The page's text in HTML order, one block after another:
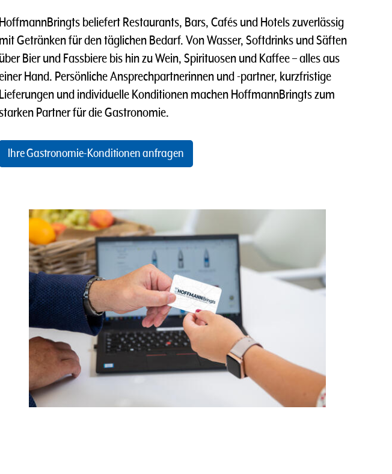
HoffmannBringts beliefert Restaurants, Bars, Cafés und Hotels zuverlässig
mit Getränken für den täglichen Bedarf. Von Wasser, Softdrinks und Säften
über Bier und Fassbiere bis hin zu Wein, Spirituosen und Kaffee – alles aus
Hand. Persönliche Ansprechpartnerinnen und -partner, kurzfristige
Lieferungen und individuelle Konditionen machen HoffmannBringts zum
Partner für die Gastronomie.
Ihre Gastronomie-Konditionen anfragen